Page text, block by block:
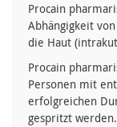
Procain
Abhängigkeit
die Haut
Procain
Personen mit
erfolgreichen
gespritzt werden.